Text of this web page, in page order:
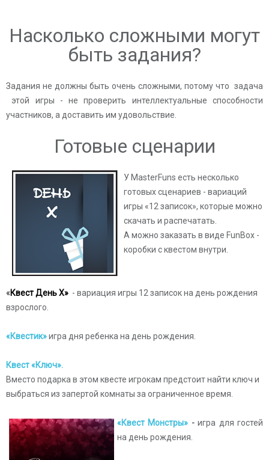
Насколько сложными могут
быть задания?
Задания не должны быть очень сложными, потому что задача
этой игры - не проверить интеллектуальные способности
участников, а доставить им удовольствие.
Готовые сценарии
У MasterFuns есть несколько
готовых сценариев - вариаций
игры «12 записок», которые можно
скачать и распечатать.
А можно заказать в виде FunBox -
коробки с квестом внутри.
«Квест День Х» - вариация игры 12 записок на день рождения
взрослого.
«Квестик»игра дня ребенка на день рождения.
Квест «Ключ».
Вместо подарка в этом квесте игрокам предстоит найти ключ и
выбраться из запертой комнаты за ограниченное время.
«Квест Монстры» -игра для гостей
на день рождения.